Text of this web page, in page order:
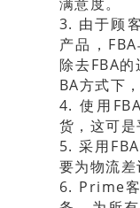
3. 由于顾
产品，
除去FBA
BA方式下
4. 使用
货，这可是
5. 采用
要为物流差
6. Prime